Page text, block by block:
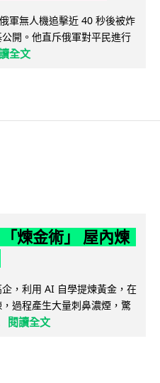
軍無人機追擊近 40 秒後被炸
開。他直斥俄軍對平民進行
全文
煉金術」 屋內煉
，利用 AI 自學提煉黃金，在
過程產生大量刺鼻濃煙，驚
閱讀全文